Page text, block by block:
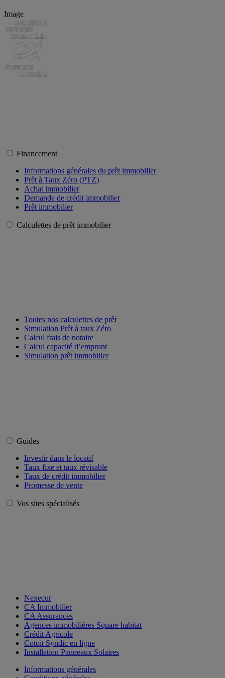
Image
Financement
Informations générales du prêt immobilier
Prêt à Taux Zéro (PTZ)
Achat immobilier
Demande de crédit immobilier
Prêt immobilier
Calculettes de prêt immobilier
Toutes nos calculettes de prêt
Simulation Prêt à taux Zéro
Calcul frais de notaire
Calcul capacité d’emprunt
Simulation prêt immobilier
Guides
Investir dans le locatif
Taux fixe et taux révisable
Taux de crédit immobilier
Promesse de vente
Vos sites spécialisés
Nexecur
CA Immobilier
CA Assurances
Agences immobilières Square habitat
Crédit Agricole
Cotoit Syndic en ligne
Installation Panneaux Solaires
Informations générales